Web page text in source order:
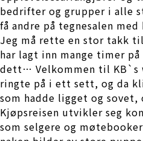
bedrifter og grupper i alle
få andre på tegnesalen
Jeg må rette en stor takk
har lagt inn mange timer
dett… Velkommen til KB`s
ringte på i ett sett, og da
som hadde ligget og
Kjøpsreisen utvikler seg
som selgere og